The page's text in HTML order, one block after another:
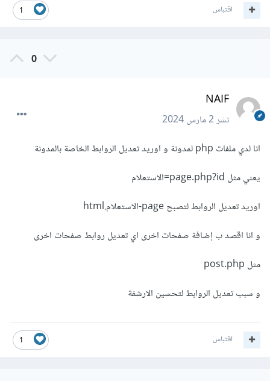
1 اقتباس
0
NAIF
نشر2 مارس 2024
انا لدي ملفات php لمدونة و اوريد تعديل الروابط الخاصة بالمدونة
يعني مثل page.php?id=الاستعلام
اوريد تعديل الروابط لتصبح page-الاستعلام.html
و انا اقصد ب إضافة صفحات اخرى اي تعديل روابط صفحات اخرى
مثل post.php
و سبب تعديل الروابط لتحسين الارشفة
1 اقتباس